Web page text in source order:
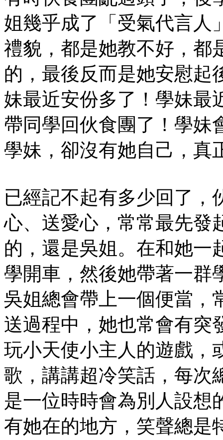
姐幾乎成了「受氣代言人
禮貌，都是她教不好，都
的，最後反而是她安慰起
妹最近安份多了！學妹最
帶同學回伙食團了！學
學妹，卻沒有她自己，真
已經記不起有多少回了，
心、送愛心，常常最先發
的，還是吳姐。在和她一
學開車，然後她帶著一群
吳姐總會帶上一個便當，
送過程中，她也常會有突
玩小天使小主人的遊戲，
歌，講講超冷笑話，每次
是一位時時會為別人設想
有她在的地方，笑聲總是